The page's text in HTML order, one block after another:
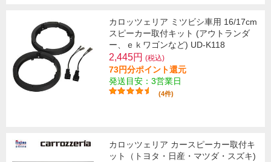
カロッツェリア ミツビシ車用 16/17cm
スピーカー取付キット (アウトランダ
ー、ｅｋワゴンなど) UD-K118
2,445円 (税込)
73円分ポイント還元
発送目安：3営業日
(4件)
カロッツェリア カースピーカー取付キ
ット（トヨタ・日産・マツダ・スズキ)